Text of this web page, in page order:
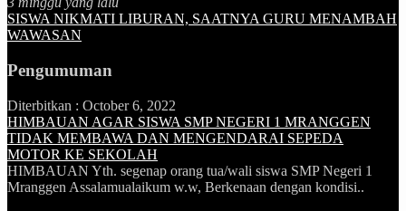
SISWA NIKMATI LIBURAN, SAATNYA GURU MENAMBAH
WAWASAN
Pengumuman
Diterbitkan : October 6, 2022
HIMBAUAN AGAR SISWA SMP NEGERI 1 MRANGGEN
TIDAK MEMBAWA DAN MENGENDARAI SEPEDA
MOTOR KE SEKOLAH
HIMBAUAN Yth. segenap orang tua/wali siswa SMP Negeri 1
Mranggen Assalamualaikum w.w, Berkenaan dengan kondisi..